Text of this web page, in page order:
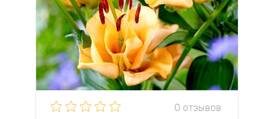
0 отзывов